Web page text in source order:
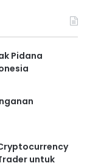
Pidana
untuk